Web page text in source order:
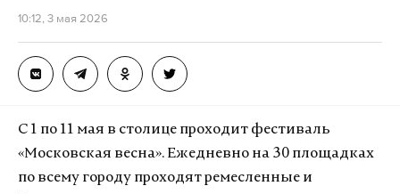
10:12, 3 мая 2026
С 1 по 11 мая в столице проходит фестиваль
«Московская весна». Ежедневно на 30 площадках
по всему городу проходят ремесленные и